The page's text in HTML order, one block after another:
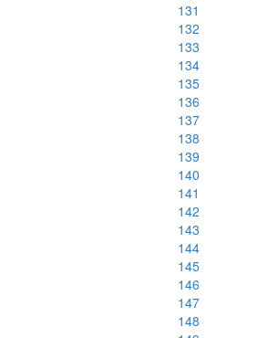
131
132
133
134
135
136
137
138
139
140
141
142
143
144
145
146
147
148